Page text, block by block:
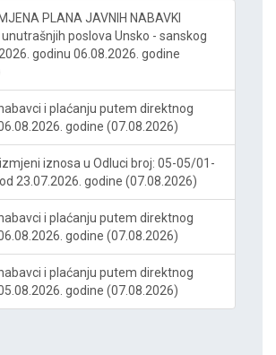
PLANA JAVNIH NABAVKI
poslova Unsko - sanskog
godinu 06.08.2026. godine
i plaćanju putem direktnog
godine (07.08.2026)
iznosa u Odluci broj: 05-05/01-
23.07.2026. godine (07.08.2026)
i plaćanju putem direktnog
godine (07.08.2026)
i plaćanju putem direktnog
godine (07.08.2026)